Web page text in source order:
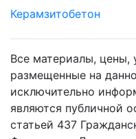
Керамзитобетон
Все материалы, цены,
размещенные на
исключительно
являются публичной
статьей 437